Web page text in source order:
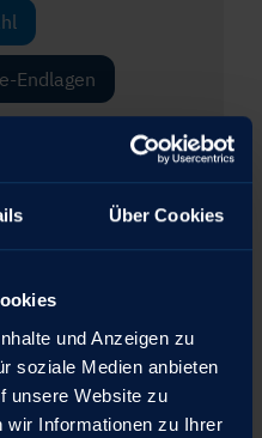
Über Cookies
und Anzeigen zu
soziale Medien anbieten
unsere Website zu
wir Informationen zu Ihrer
Endlagen
für die
patentiertem